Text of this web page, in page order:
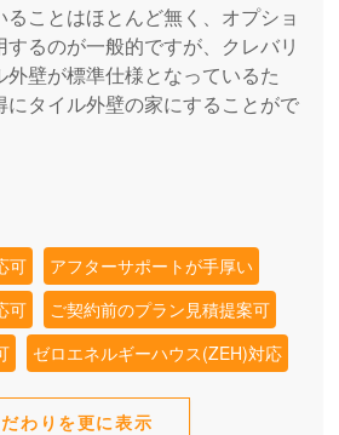
ことはほとんど無く、オプショ
るのが一般的ですが、クレバリ
壁が標準仕様となっているた
タイル外壁の家にすることがで
可
アフターサポートが手厚い
可
ご契約前のプラン見積提案可
ゼロエネルギーハウス(ZEH)対応
わりを更に表示